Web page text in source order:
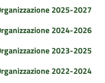
2025-2027
2024-2026
2023-2025
2022-2024